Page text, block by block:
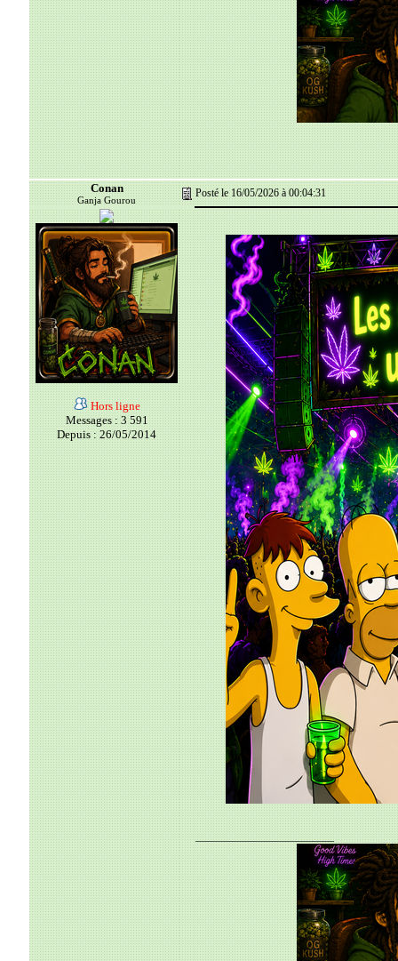
Conan
Ganja Gourou
Posté le 16/05/2026 à 00:04:31
Hors ligne
Messages : 3 591
Depuis : 26/05/2014
__________________________